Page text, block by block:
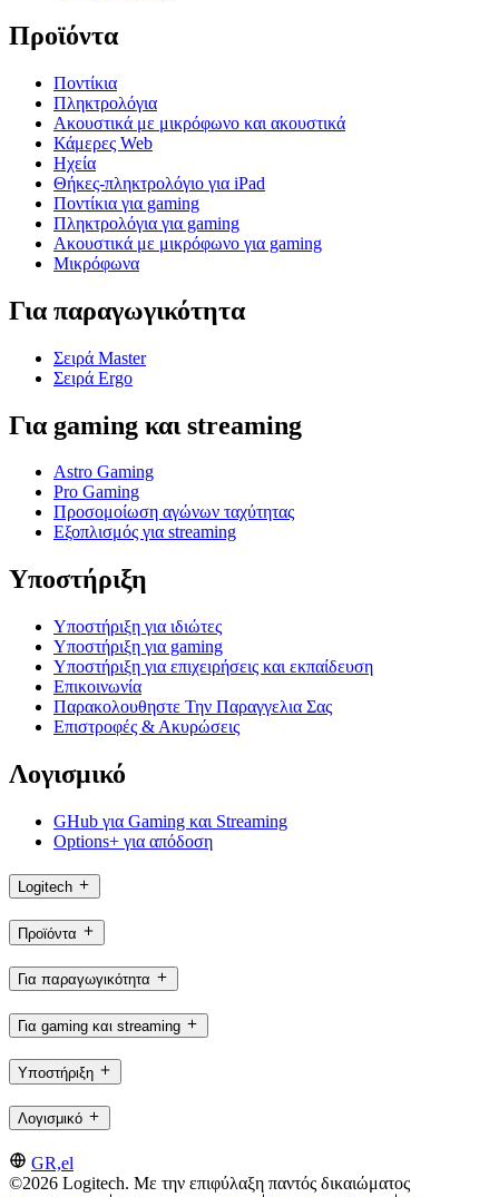
Προϊόντα
Ποντίκια
Πληκτρολόγια
Ακουστικά με μικρόφωνο και ακουστικά
Κάμερες Web
Ηχεία
Θήκες-πληκτρολόγιο για iPad
Ποντίκια για gaming
Πληκτρολόγια για gaming
Ακουστικά με μικρόφωνο για gaming
Μικρόφωνα
Για παραγωγικότητα
Σειρά Master
Σειρά Ergo
Για gaming και streaming
Astro Gaming
Pro Gaming
Προσομοίωση αγώνων ταχύτητας
Εξοπλισμός για streaming
Υποστήριξη
Υποστήριξη για ιδιώτες
Υποστήριξη για gaming
Υποστήριξη για επιχειρήσεις και εκπαίδευση
Επικοινωνία
Παρακολουθηστε Την Παραγγελια Σας
Επιστροφές & Ακυρώσεις
Λογισμικό
GHub για Gaming και Streaming
Options+ για απόδοση
Logitech
Προϊόντα
Για παραγωγικότητα
Για gaming και streaming
Υποστήριξη
Λογισμικό
GR,el
©2026 Logitech. Με την επιφύλαξη παντός δικαιώματος